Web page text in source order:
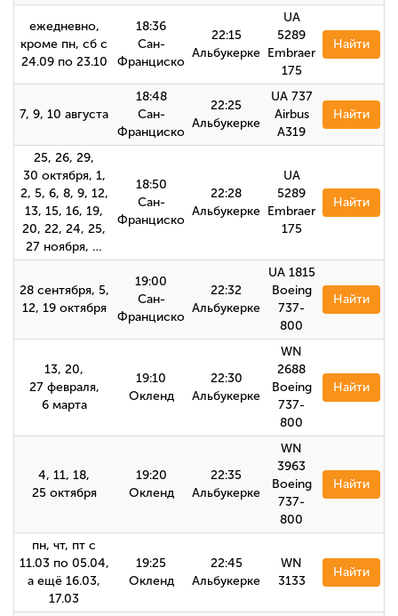
ежедневно,
кроме пн, сб с
24.09 по 23.10
18:36
Сан-
Франциско
22:15
Альбукерке
UA
5289
Embraer
175
Найти
7, 9, 10 августа
18:48
Сан-
Франциско
22:25
Альбукерке
UA 737
Airbus
A319
Найти
25, 26, 29,
30 октября, 1,
2, 5, 6, 8, 9, 12,
13, 15, 16, 19,
20, 22, 24, 25,
27 ноября, …
18:50
Сан-
Франциско
22:28
Альбукерке
UA
5289
Embraer
175
Найти
28 сентября, 5,
12, 19 октября
19:00
Сан-
Франциско
22:32
Альбукерке
UA 1815
Boeing
737-
800
Найти
13, 20,
27 февраля,
6 марта
19:10
Окленд
22:30
Альбукерке
WN
2688
Boeing
737-
800
Найти
4, 11, 18,
25 октября
19:20
Окленд
22:35
Альбукерке
WN
3963
Boeing
737-
800
Найти
пн, чт, пт с
11.03 по 05.04,
а ещё 16.03,
17.03
19:25
Окленд
22:45
Альбукерке
WN
3133
Найти